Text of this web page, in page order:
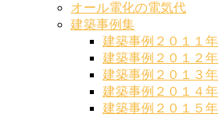
オール電化の電気代
建築事例集
建築事例２０１１年
建築事例２０１２年
建築事例２０１３年
建築事例２０１４年
建築事例２０１５年